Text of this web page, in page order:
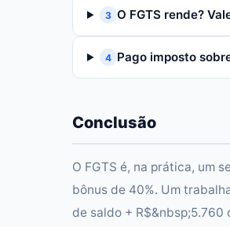
3 O FGTS rende?
4 Pago imposto
Conclusão
O FGTS é, na prática, um
bônus de 40%. Um
de saldo + R$&nbsp;5.760